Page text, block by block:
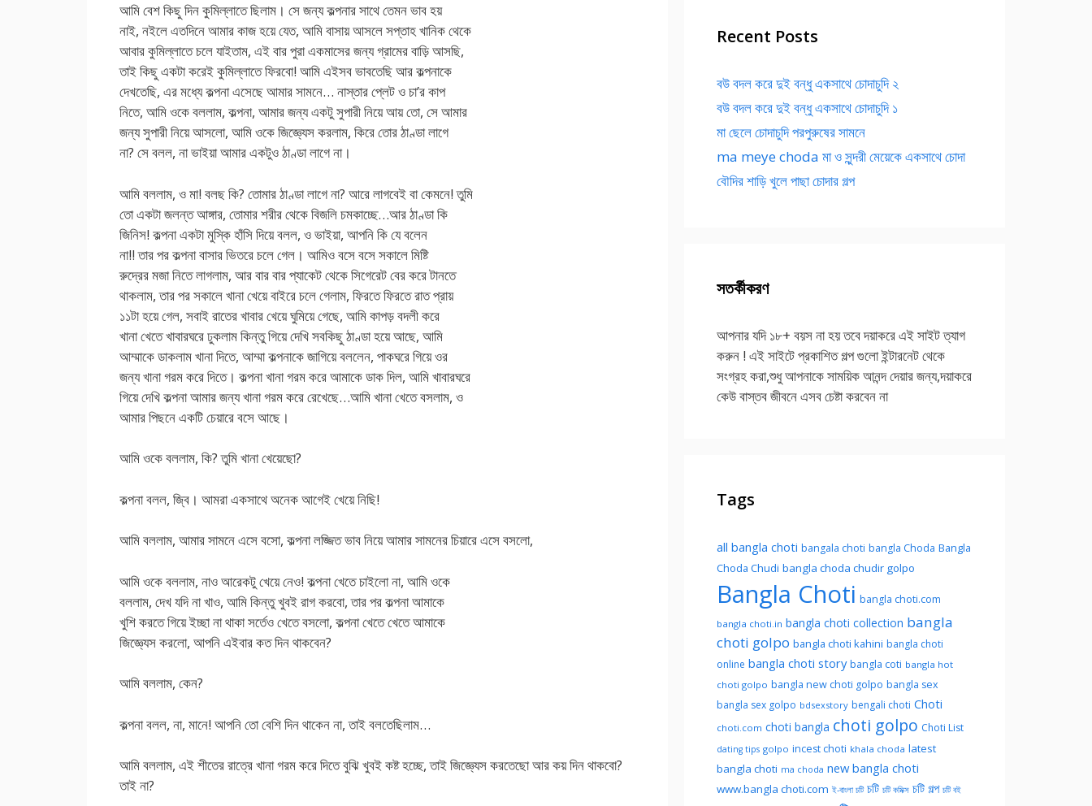
আমি বেশ কিছু দিন কুমিল্লাতে ছিলাম। সে জন্য কল্পনার সাথে তেমন ভাব হয়
নাই, নইলে এতদিনে আমার কাজ হয়ে যেত, আমি বাসায় আসলে সপ্তাহ খানিক থেকে
আবার কুমিল্লাতে চলে যাইতাম, এই বার পুরা একমাসের জন্য গ্রামের বাড়ি আসছি,
তাই কিছু একটা করেই কুমিল্লাতে ফিরবো! আমি এইসব ভাবতেছি আর কল্পনাকে
দেখতেছি, এর মধ্যে কল্পনা এসেছে আমার সামনে… নাস্তার প্লেট ও চা’র কাপ
নিতে, আমি ওকে বললাম, কল্পনা, আমার জন্য একটু সুপারী নিয়ে আয় তো, সে আমার
জন্য সুপারী নিয়ে আসলো, আমি ওকে জিজ্ঞ্যেস করলাম, কিরে তোর ঠাণ্ডা লাগে
না? সে বলল, না ভাইয়া আমার একটুও ঠাণ্ডা লাগে না।
আমি বললাম, ও মা! বলছ কি? তোমার ঠাণ্ডা লাগে না? আরে লাগবেই বা কেমনে! তুমি
তো একটা জলন্ত আঙ্গার, তোমার শরীর থেকে বিজলি চমকাচ্ছে…আর ঠাণ্ডা কি
জিনিস! কল্পনা একটা মুস্কি হাঁসি দিয়ে বলল, ও ভাইয়া, আপনি কি যে বলেন
না!! তার পর কল্পনা বাসার ভিতরে চলে গেল। আমিও বসে বসে সকালে মিষ্টি
রুদ্রের মজা নিতে লাগলাম, আর বার বার প্যাকেট থেকে সিগেরেট বের করে টানতে
থাকলাম, তার পর সকালে খানা খেয়ে বাইরে চলে গেলাম, ফিরতে ফিরতে রাত প্রায়
১১টা হয়ে গেল, সবাই রাতের খাবার খেয়ে ঘুমিয়ে গেছে, আমি কাপড় বদলী করে
খানা খেতে খাবারঘরে ঢুকলাম কিন্তু গিয়ে দেখি সবকিছু ঠাণ্ডা হয়ে আছে, আমি
আম্মাকে ডাকলাম খানা দিতে, আম্মা কল্পনাকে জাগিয়ে বললেন, পাকঘরে গিয়ে ওর
জন্য খানা গরম করে দিতে। কল্পনা খানা গরম করে আমাকে ডাক দিল, আমি খাবারঘরে
গিয়ে দেখি কল্পনা আমার জন্য খানা গরম করে রেখেছে…আমি খানা খেতে বসলাম, ও
আমার পিছনে একটি চেয়ারে বসে আছে।
আমি ওকে বললাম, কি? তুমি খানা খেয়েছো?
কল্পনা বলল, জ্বি। আমরা একসাথে অনেক আগেই খেয়ে নিছি!
আমি বললাম, আমার সামনে এসে বসো, কল্পনা লজ্জিত ভাব নিয়ে আমার সামনের চিয়ারে এসে বসলো,
আমি ওকে বললাম, নাও আরেকটু খেয়ে নেও! কল্পনা খেতে চাইলো না, আমি ওকে
বললাম, দেখ যদি না খাও, আমি কিন্তু খুবই রাগ করবো, তার পর কল্পনা আমাকে
খুশি করতে গিয়ে ইচ্ছা না থাকা সর্তেও খেতে বসলো, কল্পনা খেতে খেতে আমাকে
জিজ্ঞ্যেস করলো, আপনি এইবার কত দিন থাকবেন?
আমি বললাম, কেন?
কল্পনা বলল, না, মানে! আপনি তো বেশি দিন থাকেন না, তাই বলতেছিলাম…
আমি বললাম, এই শীতের রাত্রে খানা গরম করে দিতে বুঝি খুবই কষ্ট হচ্ছে, তাই জিজ্ঞ্যেস করতেছো আর কয় দিন থাকবো?
তাই না?
Recent Posts
বউ বদল করে দুই বন্ধু একসাথে চোদাচুদি ২
বউ বদল করে দুই বন্ধু একসাথে চোদাচুদি ১
মা ছেলে চোদাচুদি পরপুরুষের সামনে
ma meye choda মা ও সুন্দরী মেয়েকে একসাথে চোদা
বৌদির শাড়ি খুলে পাছা চোদার গল্প
সতর্কীকরণ
আপনার যদি ১৮+ বয়স না হয় তবে দয়াকরে এই সাইট ত্যাগ
করুন ! এই সাইটে প্রকাশিত গল্প গুলো ইন্টারনেট থেকে
সংগ্রহ করা,শুধু আপনাকে সাময়িক আনন্দ দেয়ার জন্য,দয়াকরে
কেউ বাস্তব জীবনে এসব চেষ্টা করবেন না
Tags
all bangla choti bangala choti bangla Choda Bangla
Choda Chudi bangla choda chudir golpo
Bangla Choti bangla choti.com
bangla choti.in bangla choti collection bangla
choti golpo bangla choti kahini bangla choti
online bangla choti story bangla coti bangla hot
choti golpo bangla new choti golpo bangla sex
bangla sex golpo bdsexstory bengali choti Choti
choti.com choti bangla choti golpo Choti List
dating tips golpo incest choti khala choda latest
bangla choti ma choda new bangla choti
www.bangla choti.com ই-বাংলা চটি চটি চটি কমিক্স চটি গল্প চটি বই